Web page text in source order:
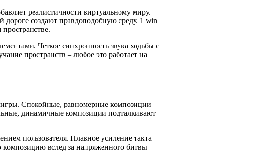
реалистичности виртуальному миру.
дороге создают правдоподобную среду. 1 win
Четкое синхронность звука ходьбы с
пространств – любое это работает на
игры. Спокойные, равномерные композиции
динамичные композиции подталкивают
пользователя. Плавное усиление такта
вслед за напряженного битвы